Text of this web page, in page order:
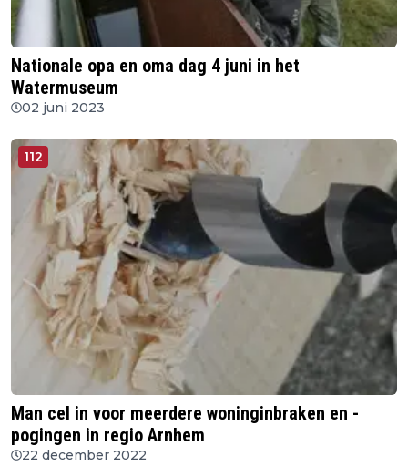
Nationale opa en oma dag 4 juni in het
Watermuseum
02 juni 2023
112
Man cel in voor meerdere woninginbraken en -
pogingen in regio Arnhem
22 december 2022